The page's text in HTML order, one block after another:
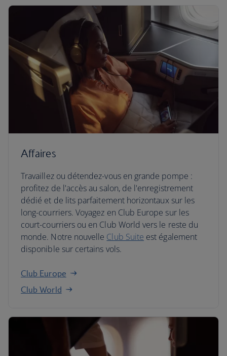
Affaires
Travaillez ou détendez-vous en grande pompe :
profitez de l'accès au salon, de l'enregistrement
dédié et de lits parfaitement horizontaux sur les
long-courriers. Voyagez en Club Europe sur les
court-courriers ou en Club World vers le reste du
monde. Notre nouvelle Club Suite est également
disponible sur certains vols.
Club Europe
Club World